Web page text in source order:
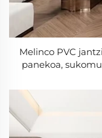
Melinco PVC
panekoa,